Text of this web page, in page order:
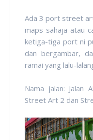
Ada 3 port street
maps sahaja atau
ketiga-tiga port ni
dan bergambar,
ramai yang lalu-
Nama jalan:
Street Art 2 dan